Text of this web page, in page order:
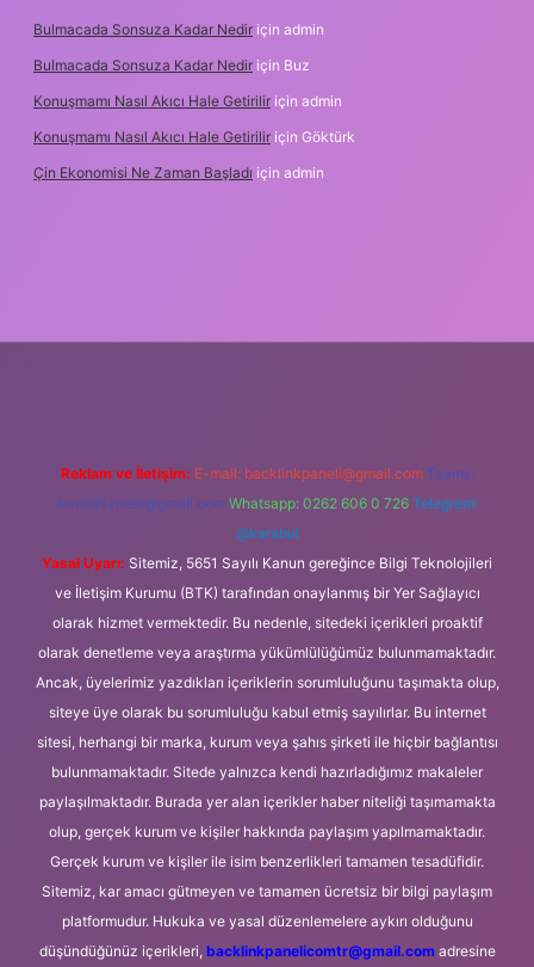
Bulmacada Sonsuza Kadar Nedir için admin
Bulmacada Sonsuza Kadar Nedir için Buz
Konuşmamı Nasıl Akıcı Hale Getirilir için admin
Konuşmamı Nasıl Akıcı Hale Getirilir için Göktürk
Çin Ekonomisi Ne Zaman Başladı için admin
Reklam ve İletişim: E-mail: backlinkpaneli@gmail.com Teams:
forumhizmeti@gmail.com Whatsapp: 0262 606 0 726 Telegram:
@karabul
Yasal Uyarı: Sitemiz, 5651 Sayılı Kanun gereğince Bilgi Teknolojileri
ve İletişim Kurumu (BTK) tarafından onaylanmış bir Yer Sağlayıcı
olarak hizmet vermektedir. Bu nedenle, sitedeki içerikleri proaktif
olarak denetleme veya araştırma yükümlülüğümüz bulunmamaktadır.
Ancak, üyelerimiz yazdıkları içeriklerin sorumluluğunu taşımakta olup,
siteye üye olarak bu sorumluluğu kabul etmiş sayılırlar. Bu internet
sitesi, herhangi bir marka, kurum veya şahıs şirketi ile hiçbir bağlantısı
bulunmamaktadır. Sitede yalnızca kendi hazırladığımız makaleler
paylaşılmaktadır. Burada yer alan içerikler haber niteliği taşımamakta
olup, gerçek kurum ve kişiler hakkında paylaşım yapılmamaktadır.
Gerçek kurum ve kişiler ile isim benzerlikleri tamamen tesadüfidir.
Sitemiz, kar amacı gütmeyen ve tamamen ücretsiz bir bilgi paylaşım
platformudur. Hukuka ve yasal düzenlemelere aykırı olduğunu
düşündüğünüz içerikleri, backlinkpanelicomtr@gmail.comadresine